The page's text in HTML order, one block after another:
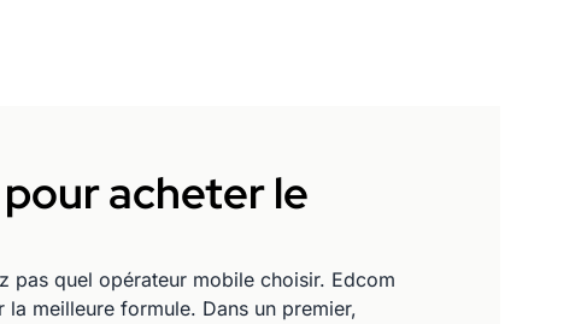
acheter le
pas quel opérateur mobile choisir. Edcom
meilleure formule. Dans un premier,